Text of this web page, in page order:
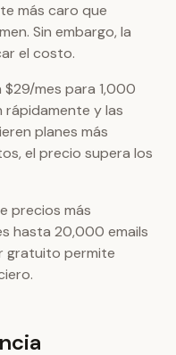
más caro que
Sin embargo, la
el costo.
$29/mes para 1,000
y las
planes más
el precio supera los
precios más
hasta 20,000 emails
gratuito permite